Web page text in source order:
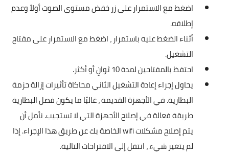
اضغط مع الاستمرار على زر خفض مستوى الصوت أولاً وعدم
إطلاقه.
أثناء الضغط عليه باستمرار ، اضغط مع الاستمرار على مفتاح
التشغيل.
احتفظ بالمفتاحين لمدة 10 ثوانٍ أو أكثر.
يحاول إجراء إعادة التشغيل الثاني محاكاة تأثيرات إزالة حزمة
البطارية. في الأجهزة القديمة ، غالبًا ما يكون فصل البطارية
طريقة فعالة في إصلاح الأجهزة التي لا تستجيب. نأمل أن
يتم إصلاح مشكلات wifi الخاصة بك عن طريق هذا الإجراء. إذا
لم يتغير شيء ، انتقل إلى الاقتراحات التالية.